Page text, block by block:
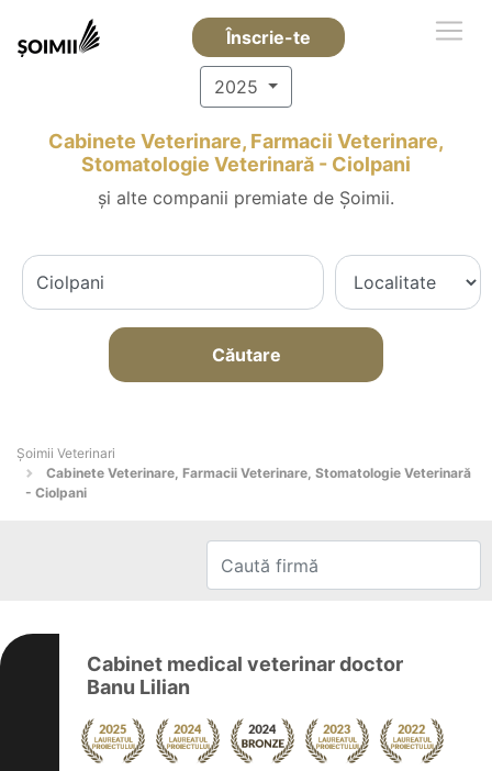
Înscrie-te
2025
Cabinete Veterinare, Farmacii Veterinare,
Stomatologie Veterinară - Ciolpani
și alte companii premiate de Șoimii.
Căutare
Șoimii Veterinari
Cabinete Veterinare, Farmacii Veterinare, Stomatologie Veterinară
- Ciolpani
Cabinet medical veterinar doctor
Banu Lilian